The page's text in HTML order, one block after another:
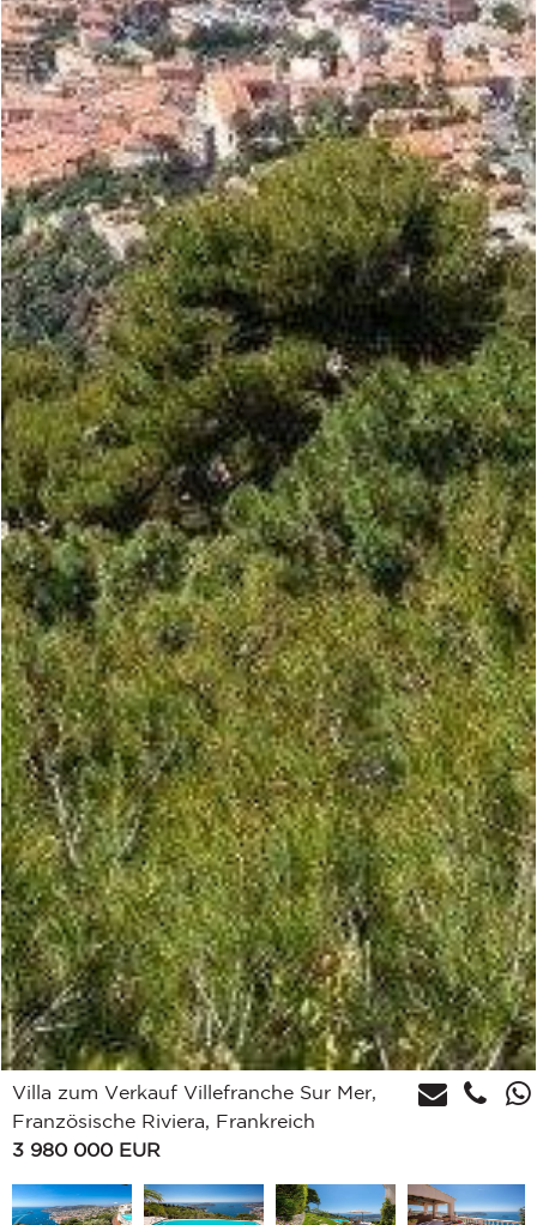
Villa zum Verkauf Villefranche Sur Mer,
Französische Riviera, Frankreich
3 980 000 EUR